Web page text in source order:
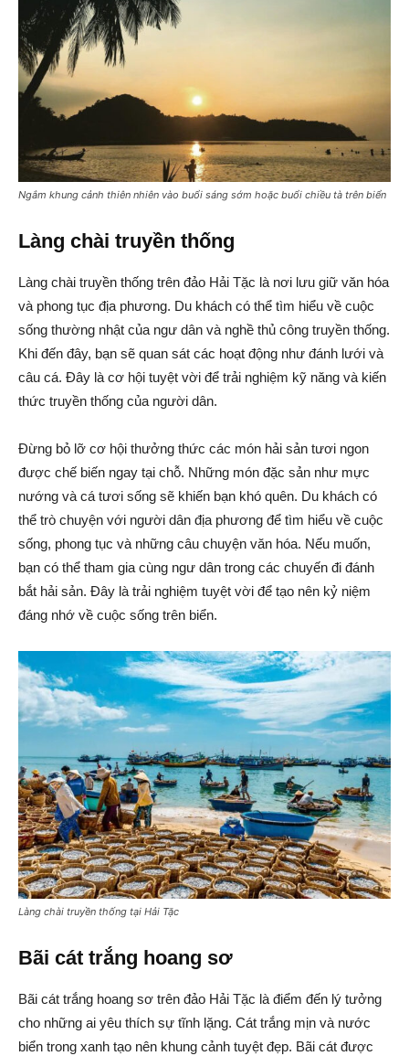
Ngắm khung cảnh thiên nhiên vào buổi sáng sớm hoặc buổi chiều tà trên biển
Làng chài truyền thống
Làng chài truyền thống trên đảo Hải Tặc là nơi lưu giữ văn hóa
và phong tục địa phương. Du khách có thể tìm hiểu về cuộc
sống thường nhật của ngư dân và nghề thủ công truyền thống.
Khi đến đây, bạn sẽ quan sát các hoạt động như đánh lưới và
câu cá. Đây là cơ hội tuyệt vời để trải nghiệm kỹ năng và kiến
thức truyền thống của người dân.
Đừng bỏ lỡ cơ hội thưởng thức các món hải sản tươi ngon
được chế biến ngay tại chỗ. Những món đặc sản như mực
nướng và cá tươi sống sẽ khiến bạn khó quên. Du khách có
thể trò chuyện với người dân địa phương để tìm hiểu về cuộc
sống, phong tục và những câu chuyện văn hóa. Nếu muốn,
bạn có thể tham gia cùng ngư dân trong các chuyến đi đánh
bắt hải sản. Đây là trải nghiệm tuyệt vời để tạo nên kỷ niệm
đáng nhớ về cuộc sống trên biển.
Làng chài truyền thống tại Hải Tặc
Bãi cát trắng hoang sơ
Bãi cát trắng hoang sơ trên đảo Hải Tặc là điểm đến lý tưởng
cho những ai yêu thích sự tĩnh lặng. Cát trắng mịn và nước
biển trong xanh tạo nên khung cảnh tuyệt đẹp. Bãi cát được